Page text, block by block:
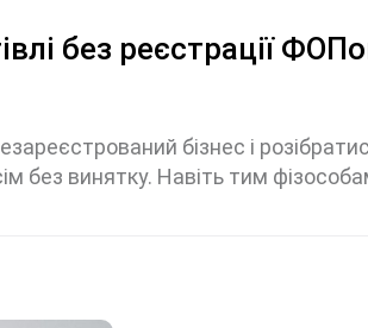
без реєстрації
бізнес і
без винятку. Навіть тим